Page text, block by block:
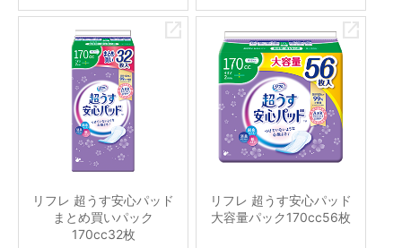
リフレ 超うす安心パッド
まとめ買いパック
170cc32枚
リフレ 超うす安心パッド
大容量パック170cc56枚